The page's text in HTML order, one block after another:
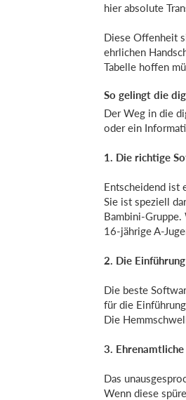
hier absolute
Diese Offenheit
ehrlichen
Tabelle hoffen
So gelingt die
Der Weg in die
oder ein
1. Die richtige
Entscheidend ist
Sie ist speziell
Bambini-
16-jährige A-
2. Die
Die beste
für die
Die
3.
Das
Wenn diese